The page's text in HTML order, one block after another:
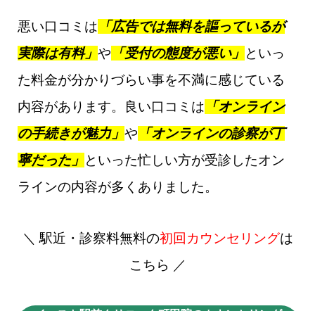
悪い口コミは 「広告では無料を謳っているが
実際は有料」 や 「受付の態度が悪い」 といっ
た料金が分かりづらい事を不満に感じている
内容があります。良い口コミは 「オンライン
の手続きが魅力」 や 「オンラインの診察が丁
寧だった」 といった忙しい方が受診したオン
ラインの内容が多くありました。
＼ 駅近・診察料無料の初回カウンセリングは
こちら ／